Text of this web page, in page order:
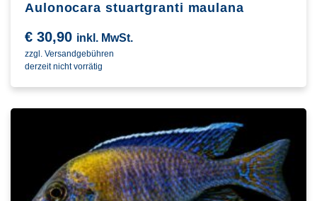
Aulonocara stuartgranti maulana
€ 30,90 inkl. MwSt.
zzgl. Versandgebühren
derzeit nicht vorrätig